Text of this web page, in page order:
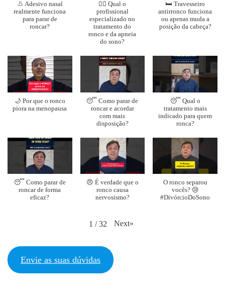
👃 Adesivo nasal
realmente funciona
para parar de
roncar?
👨‍⚕️ Qual o
profissional
especializado no
tratamento do
ronco e da apneia
do sono?
🛏️ Travesseiro
antirronco funciona
ou apenas muda a
posição da cabeça?
🌙 Por que o ronco
piora na menopausa
😴 Como parar de
roncar e acordar
com mais
disposição?
😴 Qual o
tratamento mais
indicado para quem
ronca?
😴 Como parar de
roncar de forma
eficaz?
😠 É verdade que o
ronco causa
nervosismo?
O ronco separou
vocês? 😢
#DivórcioDoSono
1 / 32 Next»
Envie as suas dúvidas